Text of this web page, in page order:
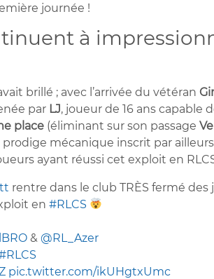
journée !
à
brillé ; avec l’arrivée du vétéran
par LJ, joueur de 16 ans capable
place (éliminant sur son passage
mécanique inscrit par
ayant réussi cet exploit en
rentre dans le club TRÈS fermé des
en #RLCS
&@RL_Azer
pic.twitter.com/ikUHgtxUmc